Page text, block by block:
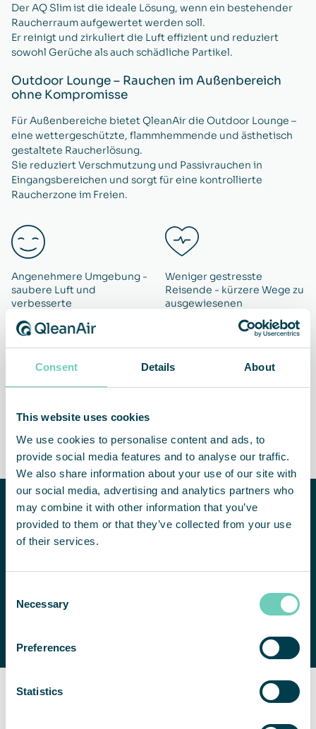
Consent Details About
This website uses cookies
We use cookies to personalise content and ads, to
provide social media features and to analyse our traffic.
We also share information about your use of our site with
our social media, advertising and analytics partners who
may combine it with other information that you’ve
provided to them or that they’ve collected from your use
of their services.
Selection
Necessary
Preferences
Statistics
Der AQ Slim ist die ideale Lösung, wenn ein bestehender
Raucherraum aufgewertet werden soll.
Er reinigt und zirkuliert die Luft effizient und reduziert
sowohl Gerüche als auch schädliche Partikel.
Outdoor Lounge – Rauchen im Außenbereich
ohne Kompromisse
Für Außenbereiche bietet QleanAir die Outdoor Lounge –
eine wettergeschützte, flammhemmende und ästhetisch
gestaltete Raucherlösung.
Sie reduziert Verschmutzung und Passivrauchen in
Eingangsbereichen und sorgt für eine kontrollierte
Raucherzone im Freien.
Angenehmere Umgebung -
saubere Luft und
verbesserte
Weniger gestresste
Reisende - kürzere Wege zu
ausgewiesenen
zertifizierte,
Restaurants
Benötigen Sie
Hilfe bei der
Verbesserung
Raumluftqualität?
Wir beraten Sie
gerne bei der Suche
geeigneten Lösung.
KONTAKTIEREN SIE UNS